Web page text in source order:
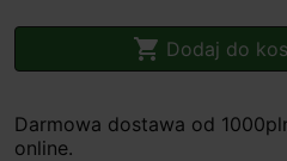
 Dodaj do
Darmowa dostawa od
online.